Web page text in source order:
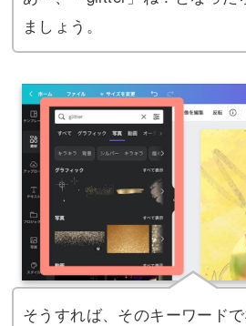
ましょう。
そうすれば、そのキーワード